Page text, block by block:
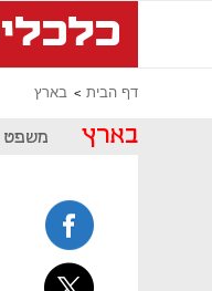
דף הבית בארץ
בארץ משפט